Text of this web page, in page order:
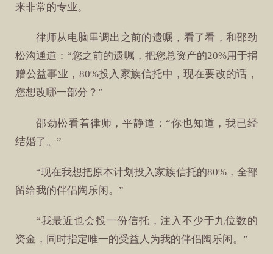
来非常的专业。
律师从电脑里调出之前的遗嘱，看了看，和邵劲
松沟通道：“您之前的遗嘱，把您总资产的20%用于捐
赠公益事业，80%投入家族信托中，现在要改的话，
您想改哪一部分？”
邵劲松看着律师，平静道：“你也知道，我已经
结婚了。”
“现在我想把原本计划投入家族信托的80%，全部
留给我的伴侣陶乐闲。”
“我最近也会投一份信托，注入不少于九位数的
资金，同时指定唯一的受益人为我的伴侣陶乐闲。”